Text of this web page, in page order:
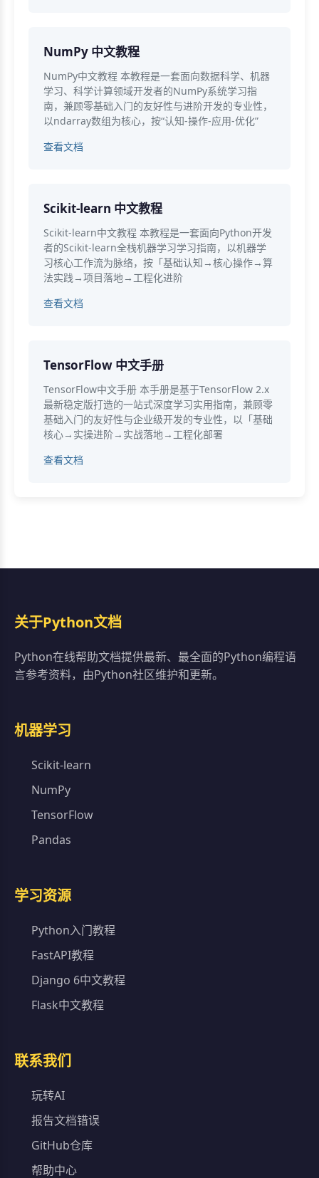
NumPy 中文教程
NumPy中文教程 本教程是一套面向数据科学、机器
学习、科学计算领域开发者的NumPy系统学习指
南，兼顾零基础入门的友好性与进阶开发的专业性，
以ndarray数组为核心，按“认知-操作-应用-优化”
查看文档
Scikit-learn 中文教程
Scikit-learn中文教程 本教程是一套面向Python开发
者的Scikit-learn全栈机器学习学习指南，以机器学
习核心工作流为脉络，按「基础认知→核心操作→算
法实践→项目落地→工程化进阶
查看文档
TensorFlow 中文手册
TensorFlow中文手册 本手册是基于TensorFlow 2.x
最新稳定版打造的一站式深度学习实用指南，兼顾零
基础入门的友好性与企业级开发的专业性，以「基础
核心→实操进阶→实战落地→工程化部署
查看文档
关于Python文档
Python在线帮助文档提供最新、最全面的Python编程语
言参考资料，由Python社区维护和更新。
机器学习
Scikit-learn
NumPy
TensorFlow
Pandas
学习资源
Python入门教程
FastAPI教程
Django 6中文教程
Flask中文教程
联系我们
玩转AI
报告文档错误
GitHub仓库
帮助中心